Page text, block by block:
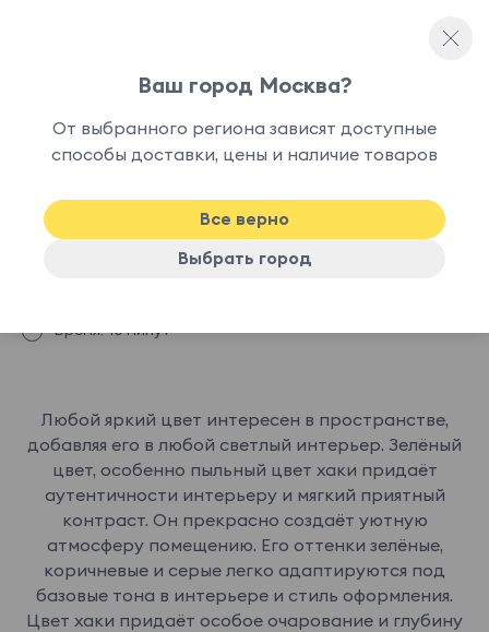
Цвет хаки. Как использовать в
Автор:
Время: 10 минут
Любой яркий цвет интересен в пространстве,
добавляя его в любой светлый интерьер. Зелёный
цвет, особенно пыльный цвет хаки придаёт
аутентичности интерьеру и мягкий приятный
контраст. Он прекрасно создаёт уютную
атмосферу помещению. Его оттенки зелёные,
коричневые и серые легко адаптируются под
базовые тона в интерьере и стиль оформления.
Цвет хаки придаёт особое очарование и глубину
Ваш город Москва?
От выбранного региона зависят доступные
способы доставки, цены и наличие товаров
Все верно
Выбрать город